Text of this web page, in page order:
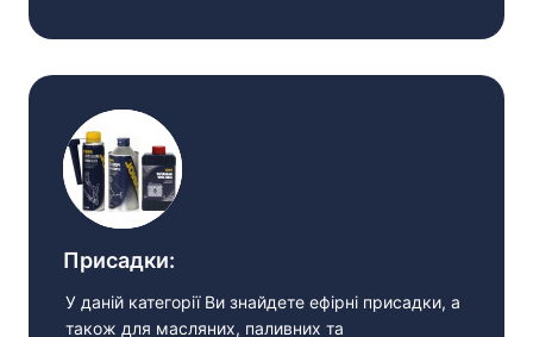
Присадки:
У даній категорії Ви знайдете ефірні присадки, а
також для масляних, паливних та